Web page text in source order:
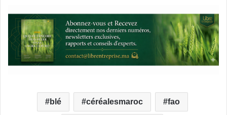
blé céréalesmaroc fao